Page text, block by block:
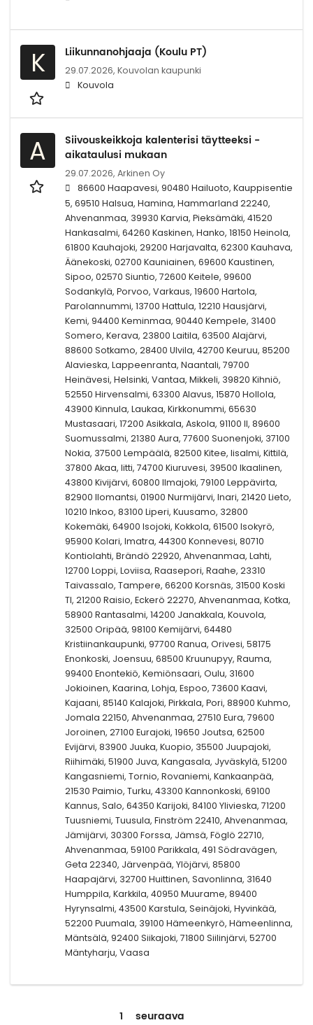
K Liikunnanohjaaja (Koulu PT)
29.07.2026, Kouvolan kaupunki
Kouvola
A
Siivouskeikkoja kalenterisi täytteeksi -
aikataulusi mukaan
29.07.2026, Arkinen Oy
86600 Haapavesi, 90480 Hailuoto, Kauppisentie
5, 69510 Halsua, Hamina, Hammarland 22240,
Ahvenanmaa, 39930 Karvia, Pieksämäki, 41520
Hankasalmi, 64260 Kaskinen, Hanko, 18150 Heinola,
61800 Kauhajoki, 29200 Harjavalta, 62300 Kauhava,
Äänekoski, 02700 Kauniainen, 69600 Kaustinen,
Sipoo, 02570 Siuntio, 72600 Keitele, 99600
Sodankylä, Porvoo, Varkaus, 19600 Hartola,
Parolannummi, 13700 Hattula, 12210 Hausjärvi,
Kemi, 94400 Keminmaa, 90440 Kempele, 31400
Somero, Kerava, 23800 Laitila, 63500 Alajärvi,
88600 Sotkamo, 28400 Ulvila, 42700 Keuruu, 85200
Alavieska, Lappeenranta, Naantali, 79700
Heinävesi, Helsinki, Vantaa, Mikkeli, 39820 Kihniö,
52550 Hirvensalmi, 63300 Alavus, 15870 Hollola,
43900 Kinnula, Laukaa, Kirkkonummi, 65630
Mustasaari, 17200 Asikkala, Askola, 91100 II, 89600
Suomussalmi, 21380 Aura, 77600 Suonenjoki, 37100
Nokia, 37500 Lempäälä, 82500 Kitee, Iisalmi, Kittilä,
37800 Akaa, Iitti, 74700 Kiuruvesi, 39500 Ikaalinen,
43800 Kivijärvi, 60800 Ilmajoki, 79100 Leppävirta,
82900 Ilomantsi, 01900 Nurmijärvi, Inari, 21420 Lieto,
10210 Inkoo, 83100 Liperi, Kuusamo, 32800
Kokemäki, 64900 Isojoki, Kokkola, 61500 Isokyrö,
95900 Kolari, Imatra, 44300 Konnevesi, 80710
Kontiolahti, Brändö 22920, Ahvenanmaa, Lahti,
12700 Loppi, Loviisa, Raasepori, Raahe, 23310
Taivassalo, Tampere, 66200 Korsnäs, 31500 Koski
Tl, 21200 Raisio, Eckerö 22270, Ahvenanmaa, Kotka,
58900 Rantasalmi, 14200 Janakkala, Kouvola,
32500 Oripää, 98100 Kemijärvi, 64480
Kristiinankaupunki, 97700 Ranua, Orivesi, 58175
Enonkoski, Joensuu, 68500 Kruunupyy, Rauma,
99400 Enontekiö, Kemiönsaari, Oulu, 31600
Jokioinen, Kaarina, Lohja, Espoo, 73600 Kaavi,
Kajaani, 85140 Kalajoki, Pirkkala, Pori, 88900 Kuhmo,
Jomala 22150, Ahvenanmaa, 27510 Eura, 79600
Joroinen, 27100 Eurajoki, 19650 Joutsa, 62500
Evijärvi, 83900 Juuka, Kuopio, 35500 Juupajoki,
Riihimäki, 51900 Juva, Kangasala, Jyväskylä, 51200
Kangasniemi, Tornio, Rovaniemi, Kankaanpää,
21530 Paimio, Turku, 43300 Kannonkoski, 69100
Kannus, Salo, 64350 Karijoki, 84100 Ylivieska, 71200
Tuusniemi, Tuusula, Finström 22410, Ahvenanmaa,
Jämijärvi, 30300 Forssa, Jämsä, Föglö 22710,
Ahvenanmaa, 59100 Parikkala, 491 Södravägen,
Geta 22340, Järvenpää, Ylöjärvi, 85800
Haapajärvi, 32700 Huittinen, Savonlinna, 31640
Humppila, Karkkila, 40950 Muurame, 89400
Hyrynsalmi, 43500 Karstula, Seinäjoki, Hyvinkää,
52200 Puumala, 39100 Hämeenkyrö, Hämeenlinna,
Mäntsälä, 92400 Siikajoki, 71800 Siilinjärvi, 52700
Mäntyharju, Vaasa
1 seuraava